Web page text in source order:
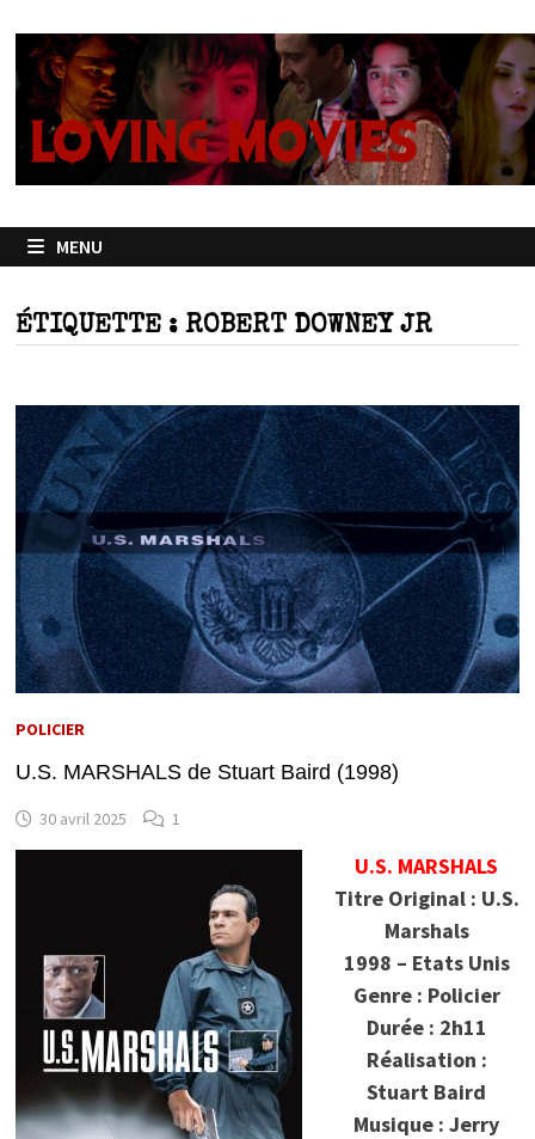
contenu
MENU
ÉTIQUETTE : ROBERT DOWNEY JR
POLICIER
U.S. MARSHALS de Stuart Baird (1998)
30 avril 2025 1
U.S. MARSHALS
Titre Original : U.S.
Marshals
1998 – Etats Unis
Genre : Policier
Durée : 2h11
Réalisation :
Stuart Baird
Musique : Jerry